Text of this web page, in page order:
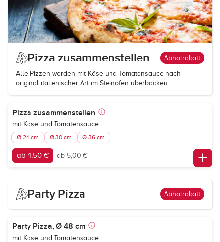
Pizza zusammenstellen Abholrabatt
Alle Pizzen werden mit Käse und Tomatensauce nach
original italienischer Art im Steinofen überbacken.
Pizza zusammenstellen
mit Käse und Tomatensauce
Ø 24 cm Ø 30 cm Ø 36 cm
ab 4,50 € ab 5,00 €
Party Pizza Abholrabatt
Party Pizza, Ø 48 cm
mit Käse und Tomatensauce